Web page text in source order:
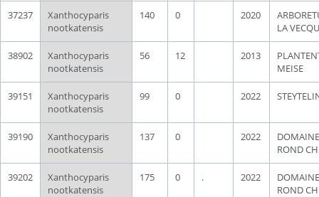
37237
Xanthocyparis
nootkatensis
140 0 2020
LA
38902
Xanthocyparis
nootkatensis
56 12 2013
MEISE
39151
Xanthocyparis
nootkatensis
99 0 2022
39190
Xanthocyparis
nootkatensis
137 0 2022
ROND
39202
Xanthocyparis
nootkatensis
175 0 . 2022
ROND